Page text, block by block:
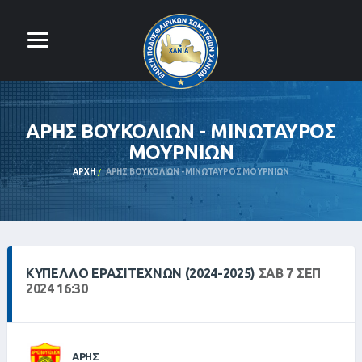
ΑΡΗΣ ΒΟΥΚΟΛΙΩΝ - ΜΙΝΩΤΑΥΡΟΣ
ΜΟΥΡΝΙΩΝ
ΑΡΧΉ ΑΡΗΣ ΒΟΥΚΟΛΙΩΝ - ΜΙΝΩΤΑΥΡΟΣ ΜΟΥΡΝΙΩΝ
ΚΎΠΕΛΛΟ ΕΡΑΣΙΤΕΧΝΏΝ (2024-2025) ΣΑΒ 7 ΣΕΠ
2024 16:30
ΑΡΗΣ